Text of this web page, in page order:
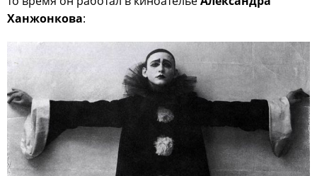
Ханжонкова: